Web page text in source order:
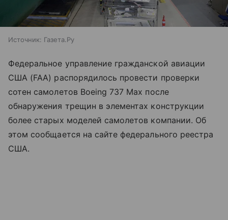
Источник: Газета.Ру
Федеральное управление гражданской авиации
США (FAA) распорядилось провести проверки
сотен самолетов Boeing 737 Max после
обнаружения трещин в элементах конструкции
более старых моделей самолетов компании. Об
этом сообщается на сайте федерального реестра
США.